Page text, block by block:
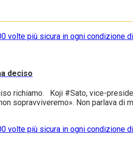
deciso
richiamo. Koji #Sato, vice-
sopravviveremo». Non parlava di